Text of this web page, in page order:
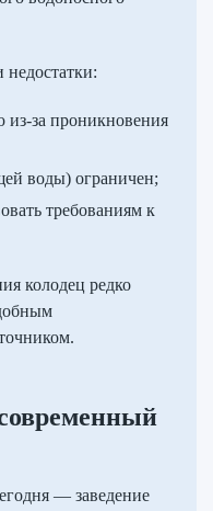
недостатки:
из-за проникновения
воды) ограничен;
требованиям к
колодец редко
— заведение